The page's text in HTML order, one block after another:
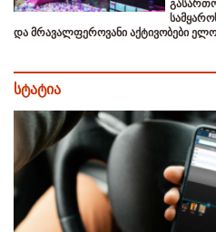
და მრავალფეროვანი აქტივობები
სტატია